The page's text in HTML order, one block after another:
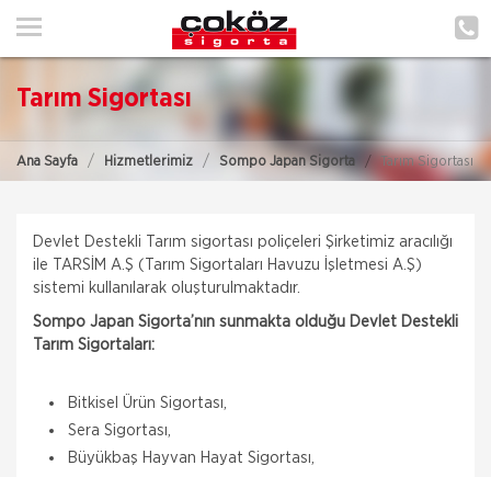
ANA SAYFA
POLIÇE HATIRLAT
MÜŞTERI GIRIŞI
Tarım Sigortası
Ana Sayfa Hizmetlerimiz Sompo Japan Sigorta Tarım Sigortası
Devlet Destekli Tarım sigortası poliçeleri Şirketimiz aracılığı
ile TARSİM A.Ş (Tarım Sigortaları Havuzu İşletmesi A.Ş)
sistemi kullanılarak oluşturulmaktadır.
Sompo Japan Sigorta’nın sunmakta olduğu Devlet Destekli
Tarım Sigortaları:
Bitkisel Ürün Sigortası,
Sera Sigortası,
Büyükbaş Hayvan Hayat Sigortası,
Zorunlu Deprem Sigortası